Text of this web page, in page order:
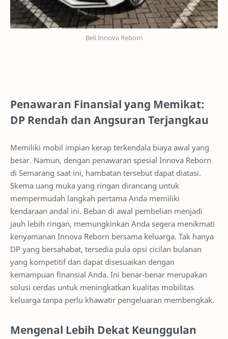
Beli Innova Reborn
Penawaran Finansial yang Memikat:
DP Rendah dan Angsuran Terjangkau
Memiliki mobil impian kerap terkendala biaya awal yang
besar. Namun, dengan penawaran spesial Innova Reborn
di Semarang saat ini, hambatan tersebut dapat diatasi.
Skema uang muka yang ringan dirancang untuk
mempermudah langkah pertama Anda memiliki
kendaraan andal ini. Beban di awal pembelian menjadi
jauh lebih ringan, memungkinkan Anda segera menikmati
kenyamanan Innova Reborn bersama keluarga. Tak hanya
DP yang bersahabat, tersedia pula opsi cicilan bulanan
yang kompetitif dan dapat disesuaikan dengan
kemampuan finansial Anda. Ini benar-benar merupakan
solusi cerdas untuk meningkatkan kualitas mobilitas
keluarga tanpa perlu khawatir pengeluaran membengkak.
Mengenal Lebih Dekat Keunggulan